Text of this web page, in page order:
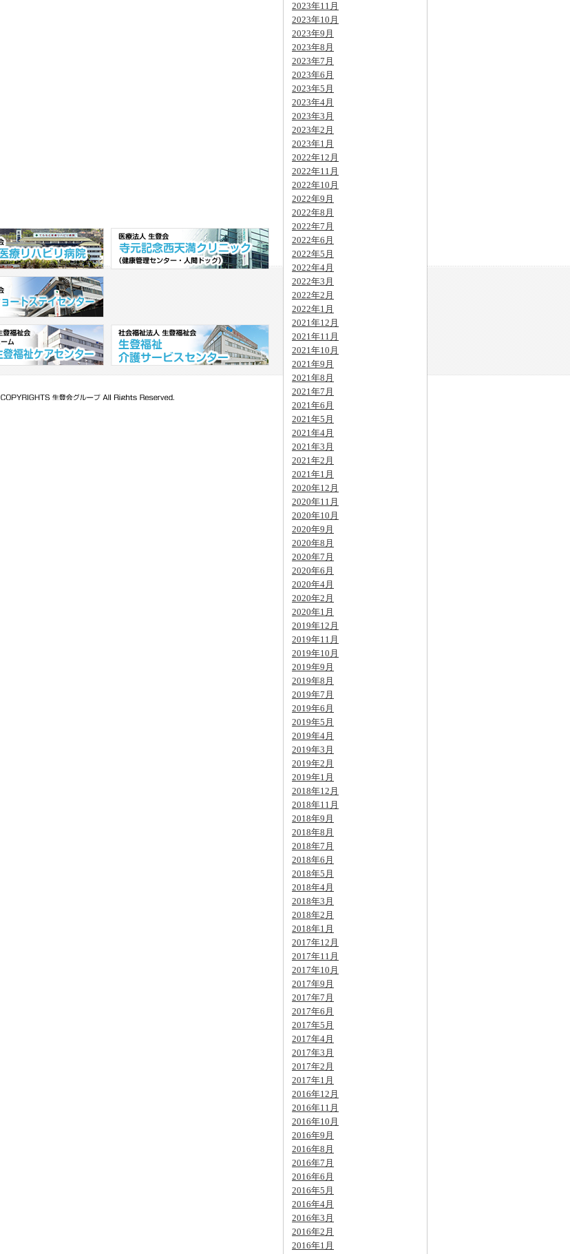
2023年11月
2023年10月
2023年9月
2023年8月
2023年7月
2023年6月
2023年5月
2023年4月
2023年3月
2023年2月
2023年1月
2022年12月
2022年11月
2022年10月
2022年9月
2022年8月
2022年7月
2022年6月
2022年5月
2022年4月
2022年3月
2022年2月
2022年1月
2021年12月
2021年11月
2021年10月
2021年9月
2021年8月
2021年7月
2021年6月
2021年5月
2021年4月
2021年3月
2021年2月
2021年1月
2020年12月
2020年11月
2020年10月
2020年9月
2020年8月
2020年7月
2020年6月
2020年4月
2020年2月
2020年1月
2019年12月
2019年11月
2019年10月
2019年9月
2019年8月
2019年7月
2019年6月
2019年5月
2019年4月
2019年3月
2019年2月
2019年1月
2018年12月
2018年11月
2018年9月
2018年8月
2018年7月
2018年6月
2018年5月
2018年4月
2018年3月
2018年2月
2018年1月
2017年12月
2017年11月
2017年10月
2017年9月
2017年7月
2017年6月
2017年5月
2017年4月
2017年3月
2017年2月
2017年1月
2016年12月
2016年11月
2016年10月
2016年9月
2016年8月
2016年7月
2016年6月
2016年5月
2016年4月
2016年3月
2016年2月
2016年1月